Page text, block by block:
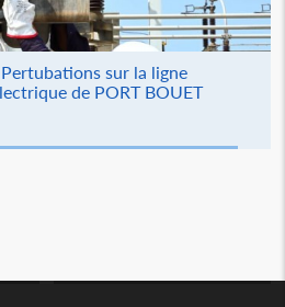
sur la ligne
de PORT BOUET